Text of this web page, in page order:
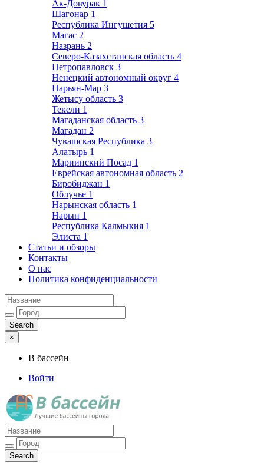
Ак-Довурак 1
Шагонар 1
Республика Ингушетия 5
Магас 2
Назрань 2
Северо-Казахстанская область 4
Петропавловск 3
Ненецкий автономный округ 4
Нарьян-Мар 3
Жетысу область 3
Текели 1
Магаданская область 3
Магадан 2
Чувашская Республика 3
Алатырь 1
Мариинский Посад 1
Еврейская автономная область 2
Биробиджан 1
Облучье 1
Нарынская область 1
Нарын 1
Республика Калмыкия 1
Элиста 1
Статьи и обзоры
Контакты
О нас
Политика конфиденциальности
×
В бассейн
Войти
Лучшие бассейны города